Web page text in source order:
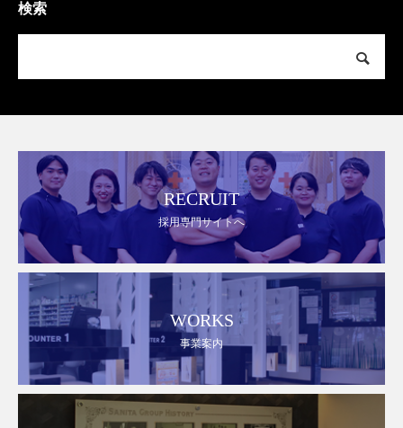
検索
RECRUIT
採用専門サイトへ
WORKS
事業案内